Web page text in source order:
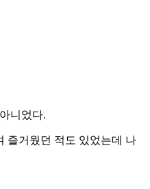
니었다.
즐거웠던 적도 있었는데 나